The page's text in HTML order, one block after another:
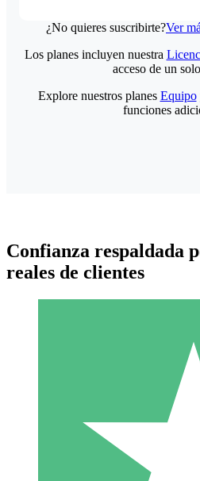
¿No quieres suscribirte?Ver
Paquetes de
Paga según el uso con créditos de
Los planes incluyen nuestra
acceso de un
Explore nuestros planes Equipo
funciones
Confianza respaldada
reales de clientes